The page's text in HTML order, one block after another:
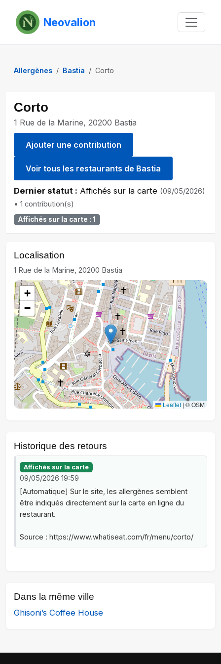
Neovalion
Allergènes Bastia Corto
Corto
1 Rue de la Marine, 20200 Bastia
Ajouter une contribution
Voir tous les restaurants de Bastia
Dernier statut : Affichés sur la carte (09/05/2026)
• 1 contribution(s)
Affichés sur la carte : 1
Localisation
1 Rue de la Marine, 20200 Bastia
+
−
Leaflet | © OSM
Historique des retours
Affichés sur la carte
09/05/2026 19:59
[Automatique] Sur le site, les allergènes semblent
être indiqués directement sur la carte en ligne du
restaurant.
Source : https://www.whatiseat.com/fr/menu/corto/
Dans la même ville
Ghisoni’s Coffee House